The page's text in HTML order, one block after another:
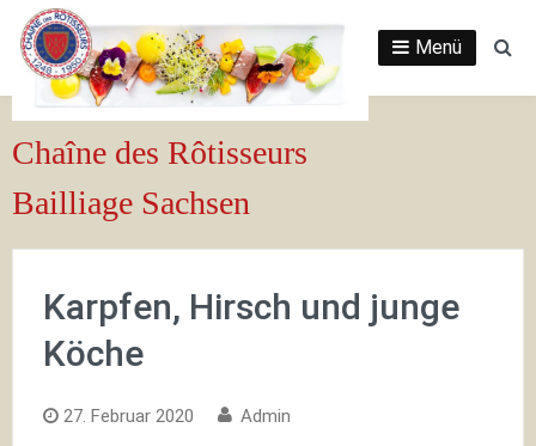
Zum
Inhalt
springen
Chaîne des Rôtisseurs
Bailliage Sachsen
Menü
Karpfen, Hirsch und junge
Köche
27. Februar 2020 Admin